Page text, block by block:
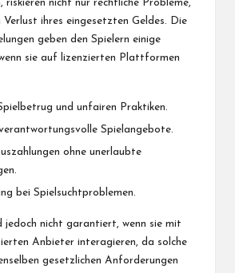
nicht nur rechtliche Probleme,
Verlust ihres eingesetzten Geldes. Die
geben den Spielern einige
sie auf lizenzierten Plattformen
und unfairen Praktiken.
Spielangebote.
ohne unerlaubte
bei Spielsuchtproblemen.
jedoch nicht garantiert, wenn sie mit
Anbieter interagieren, da solche
gesetzlichen Anforderungen